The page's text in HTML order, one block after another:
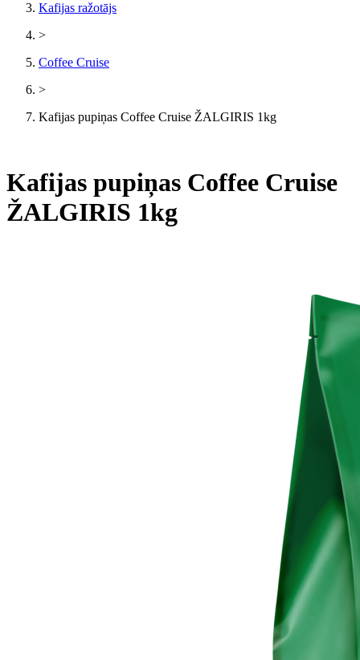
Kafijas ražotājs
>
Coffee Cruise
>
Kafijas pupiņas Coffee Cruise ŽALGIRIS 1kg
Kafijas pupiņas Coffee Cruise
ŽALGIRIS 1kg